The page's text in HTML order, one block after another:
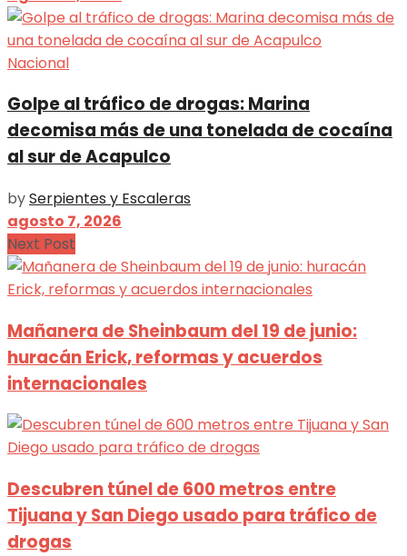
Nacional
Golpe al tráfico de drogas: Marina
decomisa más de una tonelada de cocaína
al sur de Acapulco
bySerpientes y Escaleras
agosto 7, 2026
Next Post
Mañanera de Sheinbaum del 19 de junio:
huracán Erick, reformas y acuerdos
internacionales
Descubren túnel de 600 metros entre
Tijuana y San Diego usado para tráfico de
drogas